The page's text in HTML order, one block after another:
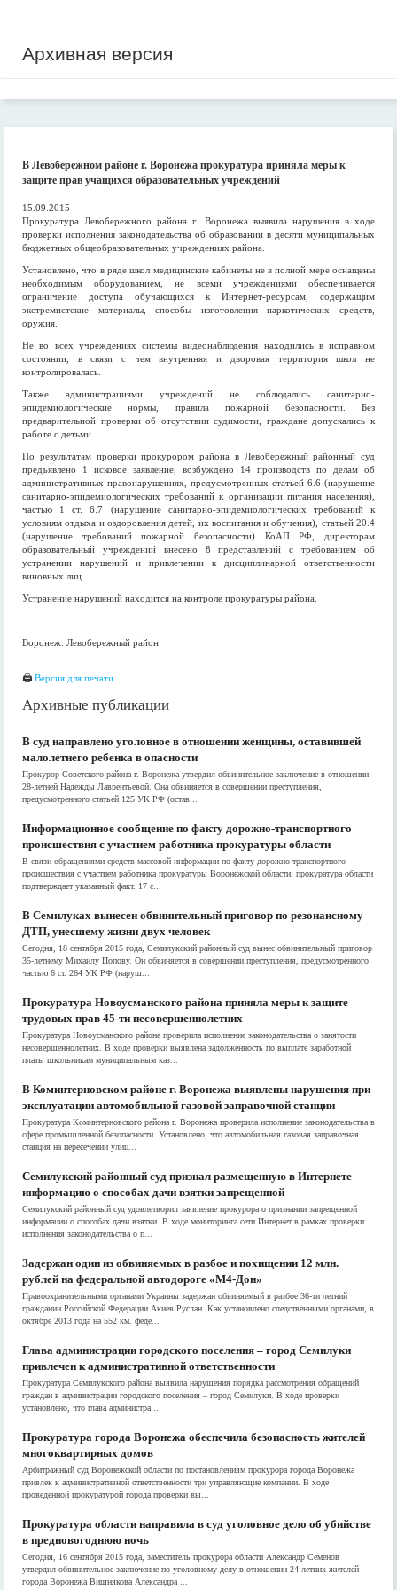
Архивная версия
В Левобережном районе г. Воронежа прокуратура приняла меры к
защите прав учащихся образовательных учреждений
15.09.2015
Прокуратура Левобережного района г. Воронежа выявила нарушения в ходе
проверки исполнения законодательства об образовании в десяти муниципальных
бюджетных общеобразовательных учреждениях района.
Установлено, что в ряде школ медицинские кабинеты не в полной мере оснащены
необходимым оборудованием, не всеми учреждениями обеспечивается
ограничение доступа обучающихся к Интернет-ресурсам, содержащим
экстремистские материалы, способы изготовления наркотических средств,
оружия.
Не во всех учреждениях системы видеонаблюдения находились в исправном
состоянии, в связи с чем внутренняя и дворовая территория школ не
контролировалась.
Также администрациями учреждений не соблюдались санитарно-
эпидемиологические нормы, правила пожарной безопасности. Без
предварительной проверки об отсутствии судимости, граждане допускались к
работе с детьми.
По результатам проверки прокурором района в Левобережный районный суд
предъявлено 1 исковое заявление, возбуждено 14 производств по делам об
административных правонарушениях, предусмотренных статьей 6.6 (нарушение
санитарно-эпидемиологических требований к организации питания населения),
частью 1 ст. 6.7 (нарушение санитарно-эпидемиологических требований к
условиям отдыха и оздоровления детей, их воспитания и обучения), статьей 20.4
(нарушение требований пожарной безопасности) КоАП РФ, директорам
образовательный учреждений внесено 8 представлений с требованием об
устранении нарушений и привлечении к дисциплинарной ответственности
виновных лиц.
Устранение нарушений находится на контроле прокуратуры района.
Воронеж. Левобережный район
🖨 Версия для печати
Архивные публикации
В суд направлено уголовное в отношении женщины, оставившей
малолетнего ребенка в опасности
Прокурор Советского района г. Воронежа утвердил обвинительное заключение в отношении
28-летней Надежды Лаврентьевой. Она обвиняется в совершении преступления,
предусмотренного статьей 125 УК РФ (остав...
Информационное сообщение по факту дорожно-транспортного
происшествия с участием работника прокуратуры области
В связи обращениями средств массовой информации по факту дорожно-транспортного
происшествия с участием работника прокуратуры Воронежской области, прокуратура области
подтверждает указанный факт. 17 с...
В Семилуках вынесен обвинительный приговор по резонансному
ДТП, унесшему жизни двух человек
Сегодня, 18 сентября 2015 года, Семилукский районный суд вынес обвинительный приговор
35-летнему Михаилу Попову. Он обвиняется в совершении преступления, предусмотренного
частью 6 ст. 264 УК РФ (наруш...
Прокуратура Новоусманского района приняла меры к защите
трудовых прав 45-ти несовершеннолетних
Прокуратура Новоусманского района проверила исполнение законодательства о занятости
несовершеннолетних. В ходе проверки выявлена задолженность по выплате заработной
платы школьникам муниципальным каз...
В Коминтерновском районе г. Воронежа выявлены нарушения при
эксплуатации автомобильной газовой заправочной станции
Прокуратура Коминтерновского района г. Воронежа проверила исполнение законодательства в
сфере промышленной безопасности. Установлено, что автомобильная газовая заправочная
станция на пересечении улиц...
Семилукский районный суд признал размещенную в Интернете
информацию о способах дачи взятки запрещенной
Семилукский районный суд удовлетворил заявление прокурора о признании запрещенной
информации о способах дачи взятки. В ходе мониторинга сети Интернет в рамках проверки
исполнения законодательства о п...
Задержан один из обвиняемых в разбое и похищении 12 млн.
рублей на федеральной автодороге «М4-Дон»
Правоохранительными органами Украины задержан обвиняемый в разбое 36-ти летний
гражданин Российской Федерации Акиев Руслан. Как установлено следственными органами, в
октябре 2013 года на 552 км. феде...
Глава администрации городского поселения – город Семилуки
привлечен к административной ответственности
Прокуратура Семилукского района выявила нарушения порядка рассмотрения обращений
граждан в администрации городского поселения – город Семилуки. В ходе проверки
установлено, что глава администра...
Прокуратура города Воронежа обеспечила безопасность жителей
многоквартирных домов
Арбитражный суд Воронежской области по постановлениям прокурора города Воронежа
привлек к административной ответственности три управляющие компании. В ходе
проведенной прокуратурой города проверки вы...
Прокуратура области направила в суд уголовное дело об убийстве
в предновогоднюю ночь
Сегодня, 16 сентября 2015 года, заместитель прокурора области Александр Семенов
утвердил обвинительное заключение по уголовному делу в отношении 24-летних жителей
города Воронежа Вишнякова Александра ...